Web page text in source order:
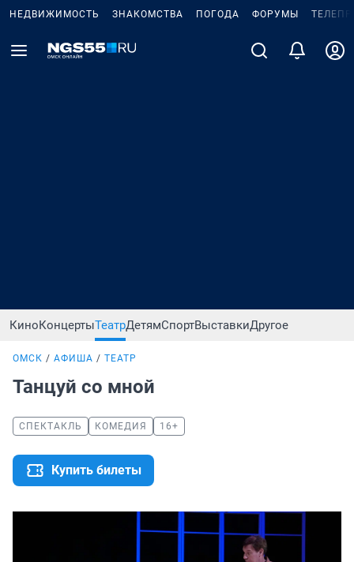
НЕДВИЖИМОСТЬ ЗНАКОМСТВА ПОГОДА ФОРУМЫ
КиноКонцертыТеатрДетямСпортВыставкиДругое
ОМСК АФИША ТЕАТР
Танцуй со мной
СПЕКТАКЛЬ КОМЕДИЯ 16+
Купить билеты